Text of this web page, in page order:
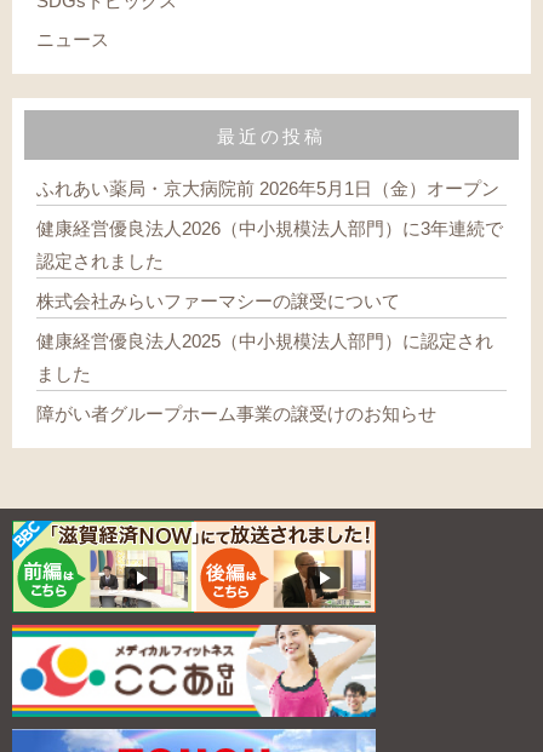
ニュース
最近の投稿
ふれあい薬局・京大病院前 2026年5月1日（金）オープン
健康経営優良法人2026（中小規模法人部門）に3年連続で
認定されました
株式会社みらいファーマシーの譲受について
健康経営優良法人2025（中小規模法人部門）に認定され
ました
障がい者グループホーム事業の譲受けのお知らせ